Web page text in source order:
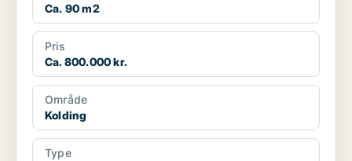
Ca. 90 m2
Pris
Ca. 800.000 kr.
Område
Kolding
Type